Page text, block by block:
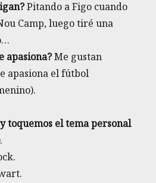
Pitando a Figo cuando
Camp, luego tiré una
apasiona?Me gustan
apasiona el fútbol
toquemos el tema personal
.